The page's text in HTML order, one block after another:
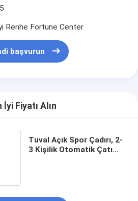
Renhe Fortune Center
başvurun
İyi Fiyatı Alın
Tuval Açık Spor Çadırı, 2-
3 Kişilik Otomatik Çatı